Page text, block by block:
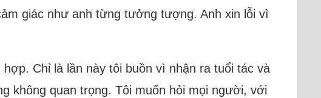
giác như anh từng tưởng tượng. Anh xin lỗi vì
Chỉ là lần này tôi buồn vì nhận ra tuổi tác và
không quan trọng. Tôi muốn hỏi mọi người, với